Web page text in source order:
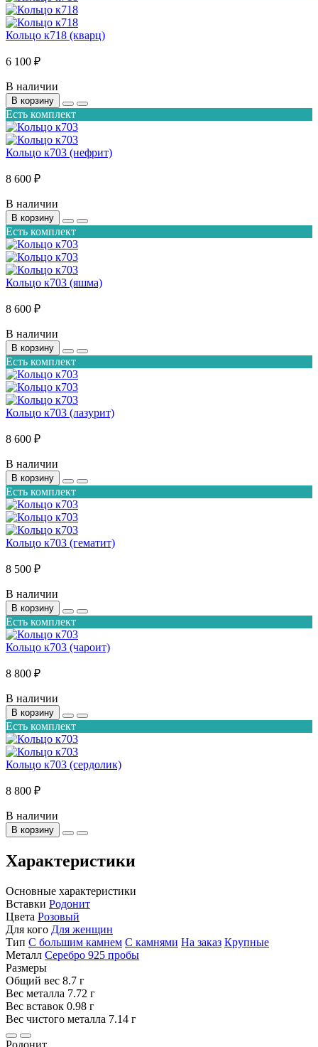
Кольцо к718 (кварц)
6 100 ₽
В наличии
В корзину
Есть комплект
Кольцо к703 (нефрит)
8 600 ₽
В наличии
В корзину
Есть комплект
Кольцо к703 (яшма)
8 600 ₽
В наличии
В корзину
Есть комплект
Кольцо к703 (лазурит)
8 600 ₽
В наличии
В корзину
Есть комплект
Кольцо к703 (гематит)
8 500 ₽
В наличии
В корзину
Есть комплект
Кольцо к703 (чароит)
8 800 ₽
В наличии
В корзину
Есть комплект
Кольцо к703 (сердолик)
8 800 ₽
В наличии
В корзину
Характеристики
Основные характеристики
Вставки Родонит
Цвета Розовый
Для кого Для женщин
Тип С большим камнем С камнями На заказ Крупные
Металл Серебро 925 пробы
Размеры
Общий вес 8.7 г
Вес металла 7.72 г
Вес вставок 0.98 г
Вес чистого металла 7.14 г
Родонит